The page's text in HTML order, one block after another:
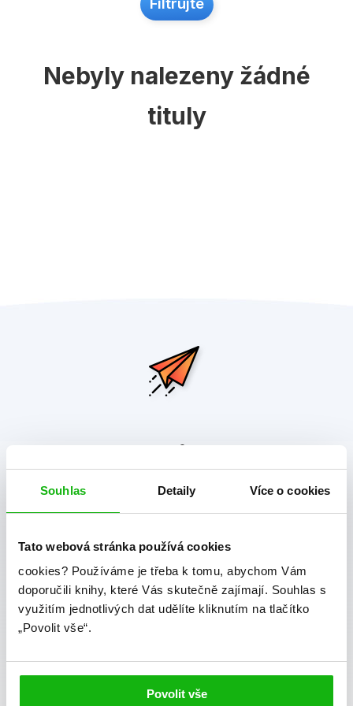
Souhlas Detaily Více o cookies
Tato webová stránka používá cookies
cookies? Používáme je třeba k tomu, abychom Vám
doporučili knihy, které Vás skutečně zajímají. Souhlas s
využitím jednotlivých dat udělíte kliknutím na tlačítko
„Povolit vše“.
Povolit vše
Příroda a zahrada
Nebyly nalezeny žádné
tituly
albatros media newsletter
Zajímá Vás, jaké novinky právě vychází a co se děje v
knižním světě? Přihlášením k odběru našich e-
osobních údajů.
Vaše e-mailová adresa
Souhlasím se zpracováním osobních údajů